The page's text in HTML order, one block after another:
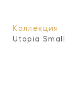
Коллекция
Utopia Small